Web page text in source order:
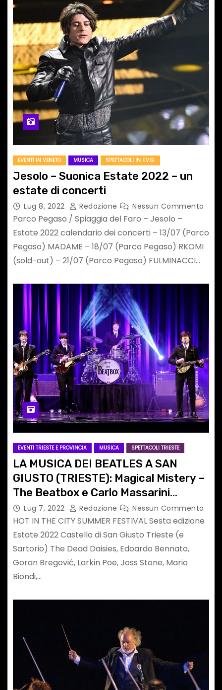
EVENTI IN VENETO MUSICA SPETTACOLI IN F.V.G.
Jesolo – Suonica Estate 2022 – un
estate di concerti
Lug 8, 2022 Redazione Nessun Commento
Parco Pegaso / Spiaggia del Faro – Jesolo –
Estate 2022 calendario dei concerti – 13/07 (Parco
Pegaso) MADAME – 18/07 (Parco Pegaso) RKOMI
(sold-out) – 21/07 (Parco Pegaso) FULMINACCI…
EVENTI TRIESTE E PROVINCIA MUSICA SPETTACOLI TRIESTE
LA MUSICA DEI BEATLES A SAN
GIUSTO (TRIESTE): Magical Mistery –
The Beatbox e Carlo Massarini
martedì 12 luglio
Lug 7, 2022 Redazione Nessun Commento
HOT IN THE CITY SUMMER FESTIVAL Sesta edizione
Estate 2022 Castello di San Giusto Trieste (e
Sartorio) The Dead Daisies, Edoardo Bennato,
Goran Bregović, Larkin Poe, Joss Stone, Mario
Biondi,…